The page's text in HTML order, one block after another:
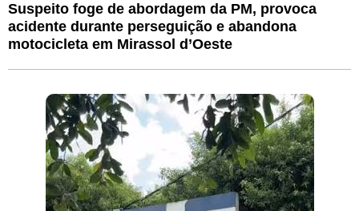
Suspeito foge de abordagem da PM, provoca
acidente durante perseguição e abandona
motocicleta em Mirassol d’Oeste